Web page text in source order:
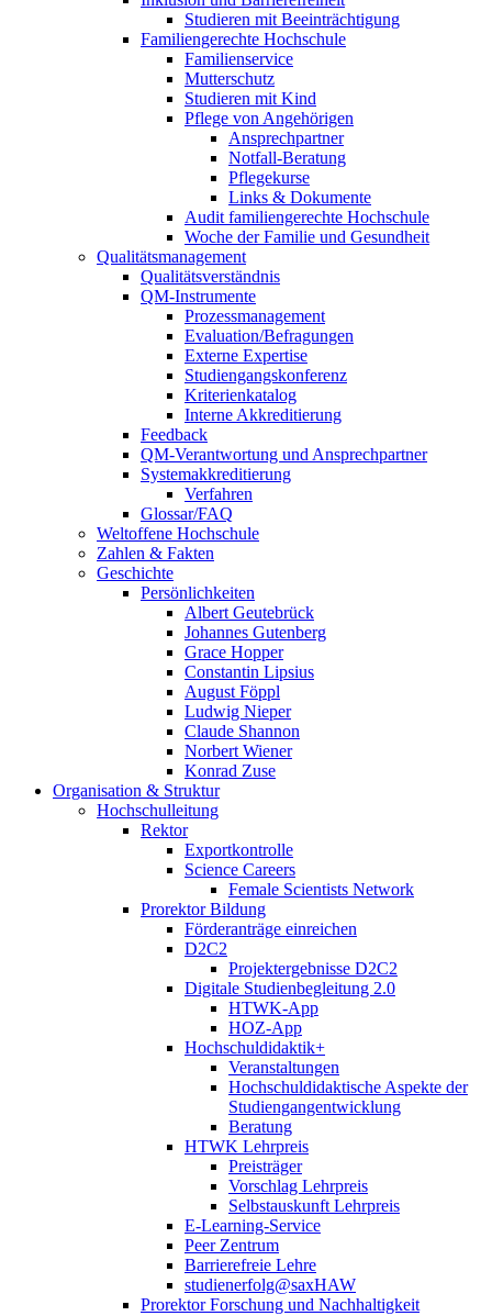
Studieren mit Beeinträchtigung
Familiengerechte Hochschule
Familienservice
Mutterschutz
Studieren mit Kind
Pflege von Angehörigen
Ansprechpartner
Notfall-Beratung
Pflegekurse
Links & Dokumente
Audit familiengerechte Hochschule
Woche der Familie und Gesundheit
Qualitätsmanagement
Qualitätsverständnis
QM-Instrumente
Prozessmanagement
Evaluation/Befragungen
Externe Expertise
Studiengangskonferenz
Kriterienkatalog
Interne Akkreditierung
Feedback
QM-Verantwortung und Ansprechpartner
Systemakkreditierung
Verfahren
Glossar/FAQ
Weltoffene Hochschule
Zahlen & Fakten
Geschichte
Persönlichkeiten
Albert Geutebrück
Johannes Gutenberg
Grace Hopper
Constantin Lipsius
August Föppl
Ludwig Nieper
Claude Shannon
Norbert Wiener
Konrad Zuse
Organisation & Struktur
Hochschulleitung
Rektor
Exportkontrolle
Science Careers
Female Scientists Network
Prorektor Bildung
Förderanträge einreichen
D2C2
Projektergebnisse D2C2
Digitale Studienbegleitung 2.0
HTWK-App
HOZ-App
Hochschuldidaktik+
Veranstaltungen
Hochschuldidaktische Aspekte der
Studiengangentwicklung
Beratung
HTWK Lehrpreis
Preisträger
Vorschlag Lehrpreis
Selbstauskunft Lehrpreis
E-Learning-Service
Peer Zentrum
Barrierefreie Lehre
studienerfolg@saxHAW
Prorektor Forschung und Nachhaltigkeit